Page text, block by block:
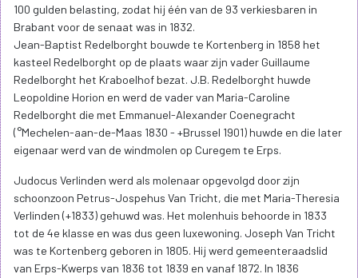
100 gulden belasting, zodat hij één van de 93 verkiesbaren in
Brabant voor de senaat was in 1832.
Jean-Baptist Redelborght bouwde te Kortenberg in 1858 het
kasteel Redelborght op de plaats waar zijn vader Guillaume
Redelborght het Kraboelhof bezat. J.B. Redelborght huwde
Leopoldine Horion en werd de vader van Maria-Caroline
Redelborght die met Emmanuel-Alexander Coenegracht
(°Mechelen-aan-de-Maas 1830 - +Brussel 1901) huwde en die later
eigenaar werd van de windmolen op Curegem te Erps.
Judocus Verlinden werd als molenaar opgevolgd door zijn
schoonzoon Petrus-Jospehus Van Tricht, die met Maria-Theresia
Verlinden (+1833) gehuwd was. Het molenhuis behoorde in 1833
tot de 4e klasse en was dus geen luxewoning. Joseph Van Tricht
was te Kortenberg geboren in 1805. Hij werd gemeenteraadslid
van Erps-Kwerps van 1836 tot 1839 en vanaf 1872. In 1836